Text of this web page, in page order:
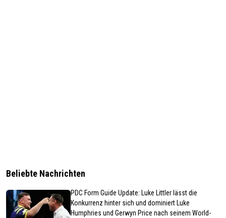
Beliebte Nachrichten
PDC Form Guide Update: Luke Littler lässt die
Konkurrenz hinter sich und dominiert Luke
Humphries und Gerwyn Price nach seinem World-